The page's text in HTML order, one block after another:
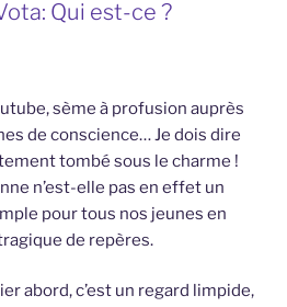
Qui est-ce ?
sème à profusion auprès
de conscience… Je dois dire
tombé sous le charme !
n’est-elle pas en effet un
pour tous nos jeunes en
de repères.
abord, c’est un regard limpide,